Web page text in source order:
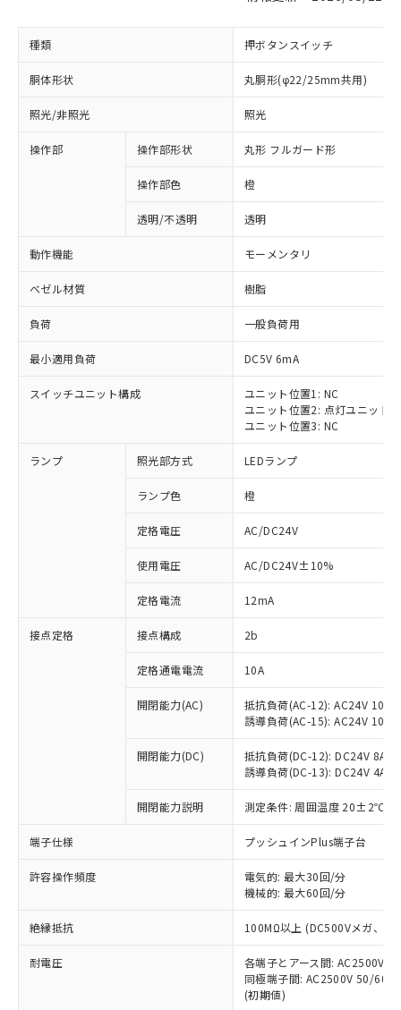
種類 押ボタンスイッチ
胴体形状 丸胴形(φ22/25mm共用)
照光/非照光 照光
操作部 操作部形状 丸形 フルガード形
操作部色 橙
透明/不透明 透明
動作機能 モーメンタリ
ベゼル材質 樹脂
負荷 一般負荷用
最小適用負荷 DC5V 6mA
スイッチユニット構成
ユニット位置1: NC
ユニット位置2: 点灯ユニット
ユニット位置3: NC
ランプ 照光部方式 LEDランプ
ランプ色 橙
定格電圧 AC/DC24V
使用電圧 AC/DC24V±10%
定格電流 12mA
接点定格 接点構成 2b
定格通電電流 10A
開閉能力(AC)
抵抗負荷(AC-12): AC24V 10A/
誘導負荷(AC-15): AC24V
開閉能力(DC)
抵抗負荷(DC-12): DC24V 8A/
誘導負荷(DC-13): DC24V 4A/
開閉能力説明 測定条件: 周囲温度 20±2℃、
端子仕様 プッシュインPlus端子台
許容操作頻度
電気的: 最大30回/分
機械的: 最大60回/分
絶縁抵抗 100MΩ以上 (DC500Vメガ、点
耐電圧
各端子とアース間: AC2500V
同極端子間: AC2500V 50/
(初期値)
ご利用条件
以下の条件をお読みいただき、同意のうえ
ご利用ください。
本サービスは、当社制御機器事業取扱
商品の当社在庫状況および標準価格
(税抜)を提供させていただくもので
当社制御機器事業取扱商品の中には、
本サービスの対象外となる商品もある
ことをご了承ください。
在庫状況および標準価格照会結果は、
記載している更新日時点での社内デー
タに基づき作成されるものであり、閲
覧された時点での実際の在庫および標
準価格とは異なる場合があることをご
※1 対応状況
対応済み：EU RoHS指令（10物質）の
非含有に対応した製品が提供可能な商品で
す。
対応予定：EU RoHS指令（10物質）の非含
有に対応した製品に切り替える予定のある
対応予定なし：EU RoHS指令（10物質）の
非含有に非対応の商品で、対応品を出す予
定はありません。
調査・確認中：EU RoHS指令（10物質）の
非含有の対応状況を調査中または確認中の
非該当品：ライセンス料など無形物で、有
害物質有無と関係のない商品です。
仕入先様の事情により、非含有部品として
いたものが、含有品と判明した場合などや
むを得ず変更することがあります。
六価クロム(Cr(Ⅵ)) 1000ppm以下、ポリ臭化ビフェニル
類(PBB) 1000ppm以下、ポリ臭化ジフェニルエーテル類
「○」：最大均質材料含有率が中国RoHSの
基準値以下であることを示します。
「×」：最大均質材料含有率が中国RoHSの
基準値を超えていることを示します。
「－」：未確認です。当社販売部門へお問
*中国RoHS10物質の基準値 (GB/T26572)：
Pb(鉛) :1000ppm、 Hg(水銀) : 1000ppm、 Cd(カドミウ
Cr(Ⅵ)(六価クロム) : 1000ppm、 PBBs(ポリ臭化ビフェ
当社は、これら貴社製品のうち、外国
為替および外国貿易法に定める商品
（以下｢規制貨物等」という）を輸出
または国外への提供する場合は、日本
国政府の輸出許可(または役務取引許
可)を取得するなどの必要な手続きを